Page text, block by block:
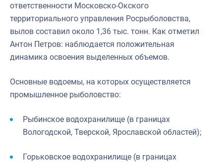
ответственности Московско-Окского
территориального управления Росрыболовства,
вылов составил около 1,36 тыс. тонн. Как отметил
Антон Петров: наблюдается положительная
динамика освоения выделенных объемов.
Основные водоемы, на которых осуществляется
промышленное рыболовство:
Рыбинское водохранилище (в границах
Вологодской, Тверской, Ярославской областей);
Горьковское водохранилище (в границах